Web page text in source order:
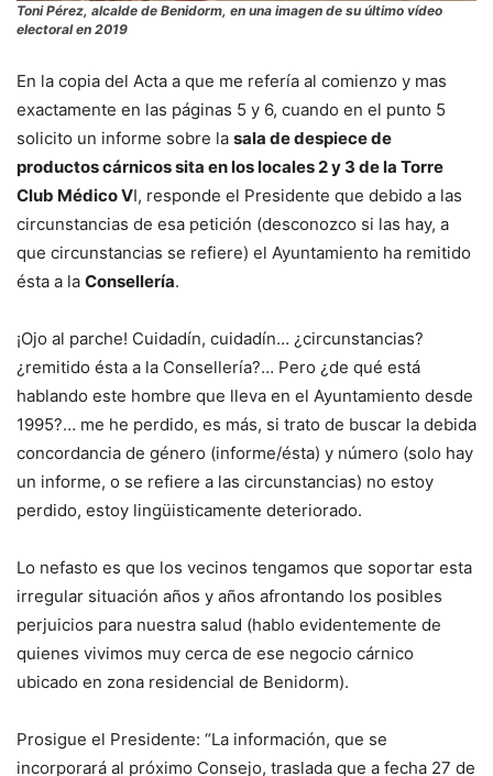
Toni Pérez, alcalde de Benidorm, en una imagen de su último vídeo
electoral en 2019
En la copia del Acta a que me refería al comienzo y mas
exactamente en las páginas 5 y 6, cuando en el punto 5
solicito un informe sobre la sala de despiece de
productos cárnicos sita en los locales 2 y 3 de la Torre
Club Médico VI, responde el Presidente que debido a las
circunstancias de esa petición (desconozco si las hay, a
que circunstancias se refiere) el Ayuntamiento ha remitido
ésta a la Consellería.
¡Ojo al parche! Cuidadín, cuidadín… ¿circunstancias?
¿remitido ésta a la Consellería?… Pero ¿de qué está
hablando este hombre que lleva en el Ayuntamiento desde
1995?… me he perdido, es más, si trato de buscar la debida
concordancia de género (informe/ésta) y número (solo hay
un informe, o se refiere a las circunstancias) no estoy
perdido, estoy lingüisticamente deteriorado.
Lo nefasto es que los vecinos tengamos que soportar esta
irregular situación años y años afrontando los posibles
perjuicios para nuestra salud (hablo evidentemente de
quienes vivimos muy cerca de ese negocio cárnico
ubicado en zona residencial de Benidorm).
Prosigue el Presidente: “La información, que se
incorporará al próximo Consejo, traslada que a fecha 27 de